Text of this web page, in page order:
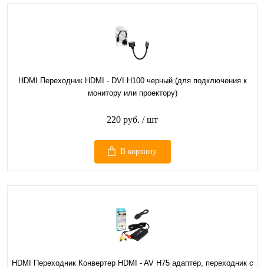
HDMI Переходник HDMI - DVI H100 черный (для подключения к
монитору или проектору)
220 руб. / шт
В корзину
HDMI Переходник Конвертер HDMI - AV H75 адаптер, переходник с